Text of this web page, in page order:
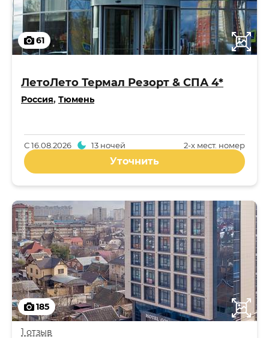
61
ЛетоЛето Термал Резорт & СПА 4*
Россия, Тюмень
2-x мест. номер
С16.08.2026 13 ночей
Уточнить
185
1 отзыв